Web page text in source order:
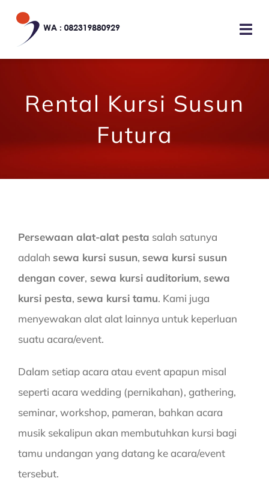
content
TENTANG KAMI
GALERI
Rental Kursi Susun
Futura
Persewaan alat-alat pesta salah satunya
adalah sewa kursi susun, sewa kursi susun
dengan cover, sewa kursi auditorium, sewa
kursi pesta, sewa kursi tamu. Kami juga
menyewakan alat alat lainnya untuk keperluan
suatu acara/event.
Dalam setiap acara atau event apapun misal
seperti acara wedding (pernikahan), gathering,
seminar, workshop, pameran, bahkan acara
musik sekalipun akan membutuhkan kursi bagi
tamu undangan yang datang ke acara/event
tersebut.